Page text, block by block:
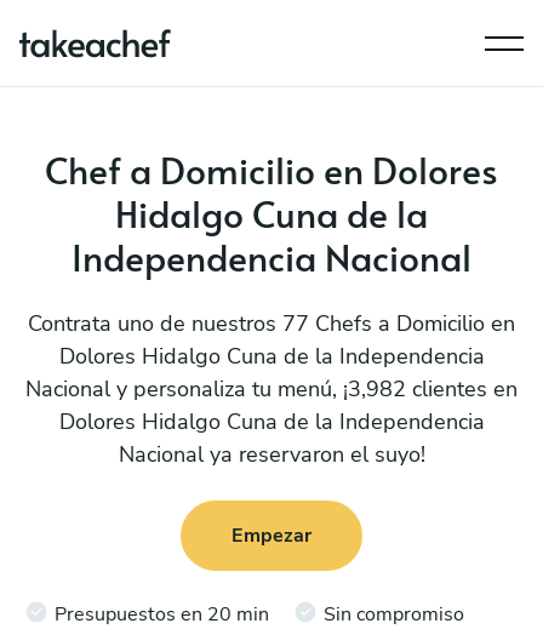
Chef a Domicilio en Dolores
Hidalgo Cuna de la
Independencia Nacional
Contrata uno de nuestros 77 Chefs a Domicilio en
Dolores Hidalgo Cuna de la Independencia
Nacional y personaliza tu menú, ¡3,982 clientes en
Dolores Hidalgo Cuna de la Independencia
Nacional ya reservaron el suyo!
Empezar
Presupuestos en 20 min Sin compromiso